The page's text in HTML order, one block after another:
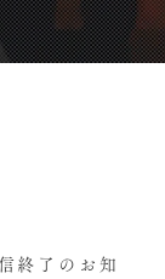
終了のお知